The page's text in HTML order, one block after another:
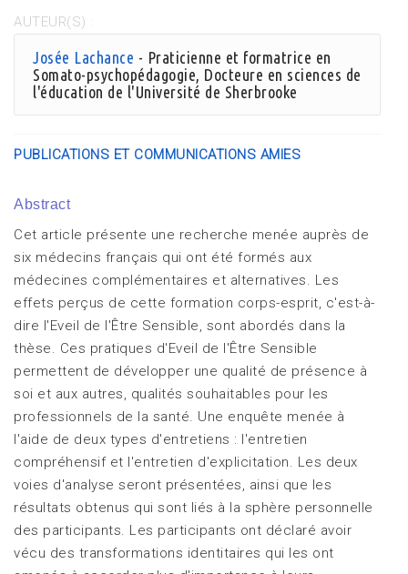
AUTEUR(S) :
Josée Lachance - Praticienne et formatrice en
Somato-psychopédagogie, Docteure en sciences de
l'éducation de l'Université de Sherbrooke
PUBLICATIONS ET COMMUNICATIONS AMIES
Abstract
Cet article présente une recherche menée auprès de
six médecins français qui ont été formés aux
médecines complémentaires et alternatives. Les
effets perçus de cette formation corps-esprit, c'est-à-
dire l'Eveil de l'Être Sensible, sont abordés dans la
thèse. Ces pratiques d'Eveil de l'Être Sensible
permettent de développer une qualité de présence à
soi et aux autres, qualités souhaitables pour les
professionnels de la santé. Une enquête menée à
l'aide de deux types d'entretiens : l'entretien
compréhensif et l'entretien d'explicitation. Les deux
voies d'analyse seront présentées, ainsi que les
résultats obtenus qui sont liés à la sphère personnelle
des participants. Les participants ont déclaré avoir
vécu des transformations identitaires qui les ont